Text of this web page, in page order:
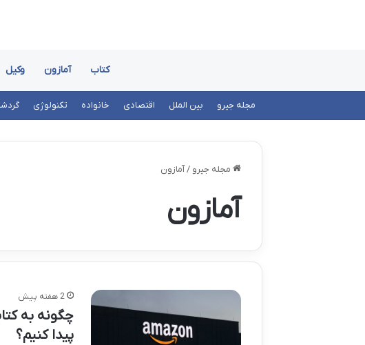
کتاب آمازون وکیل
مجله جیرو بین الملل اقتصادی خانواده تکنولوژی
مجله جیرو / آمازون
آمازون
2 هفته پیش
چگونه به
پیدا کنیم؟